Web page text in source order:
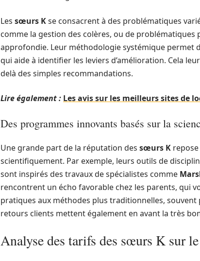
Les sœurs Kse consacrent à des problématiques
comme la gestion des colères, ou de
approfondie. Leur méthodologie systémique permet
qui aide à identifier les leviers d’amélioration. Cela
delà des simples recommandations.
Lire également : Les avis sur les meilleurs sites de
Des programmes innovants basés sur la
Une grande part de la réputation des sœurs K
scientifiquement. Par exemple, leurs outils de
sont inspirés des travaux de spécialistes comme
rencontrent un écho favorable chez les parents, qui
pratiques aux méthodes plus traditionnelles,
retours clients mettent également en avant la très
Analyse des tarifs des sœurs K sur